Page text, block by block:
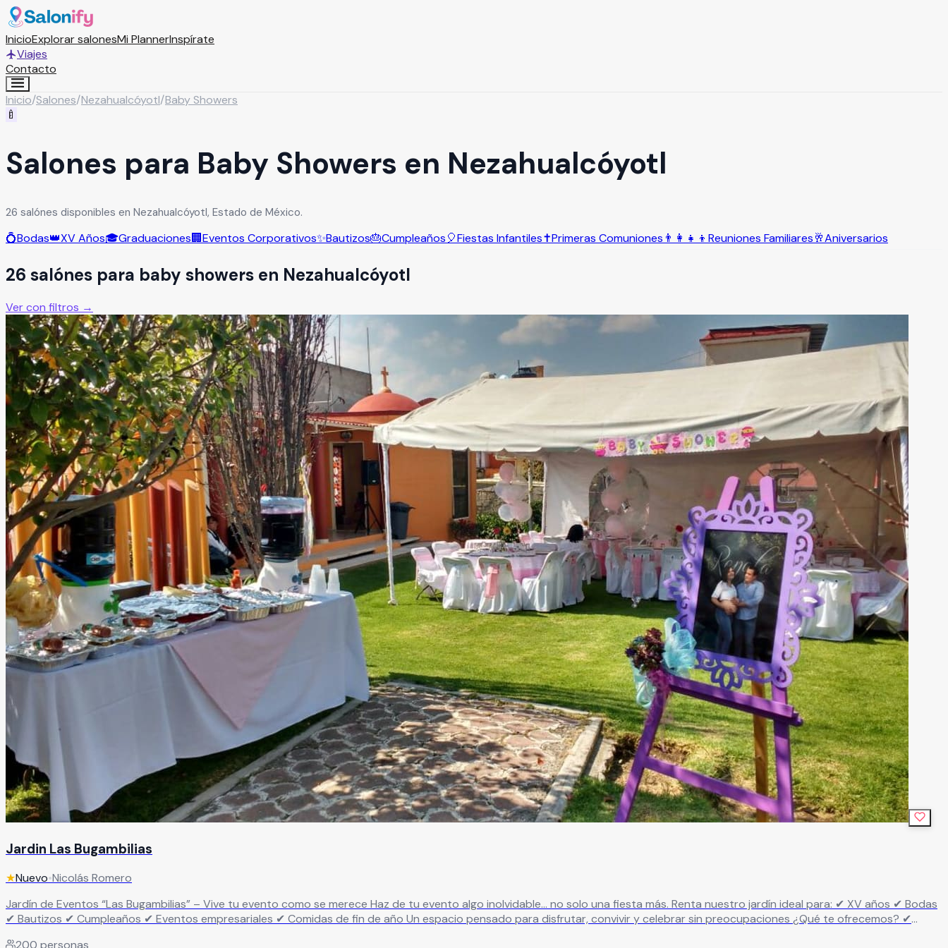
InicioExplorar salonesMi PlannerInspírate
Viajes
Contacto
Inicio/Salones/Nezahualcóyotl/Baby Showers
🍼
Salones para Baby Showers en Nezahualcóyotl
26 salónes disponibles en Nezahualcóyotl, Estado de México.
💍Bodas👑XV Años🎓Graduaciones🏢Eventos Corporativos✨Bautizos🎂Cumpleaños🎈Fiestas Infantiles✝️Primeras Comuniones 👨‍👩‍👧‍👦 Reuniones Familiares🥂Aniversarios
26 salónes para baby showers en Nezahualcóyotl
Ver con filtros →
Jardin Las Bugambilias
★Nuevo•Nicolás Romero
Jardín de Eventos “Las Bugambilias” – Vive tu evento como se merece Haz de tu evento algo inolvidable… no solo una fiesta más. Renta nuestro jardín ideal para: ✔ XV años ✔ Bodas
✔ Bautizos ✔ Cumpleaños ✔ Eventos empresariales ✔ Comidas de fin de año Un espacio pensado para disfrutar, convivir y celebrar sin preocupaciones ¿Qué te ofrecemos? ✔